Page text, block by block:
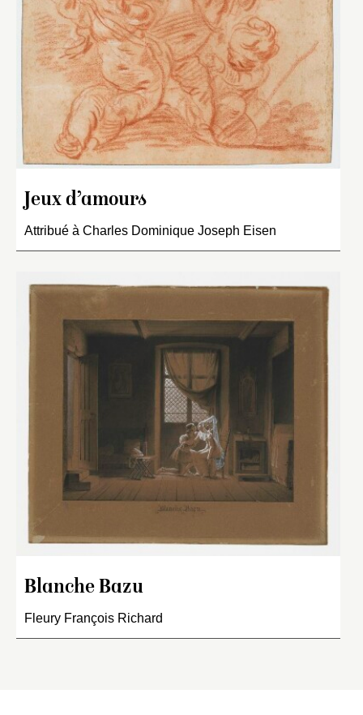
Jeux d’amours
Attribué à Charles Dominique Joseph Eisen
Blanche Bazu
Fleury François Richard